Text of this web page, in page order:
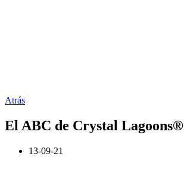
Atrás
El ABC de Crystal Lagoons®
13-09-21